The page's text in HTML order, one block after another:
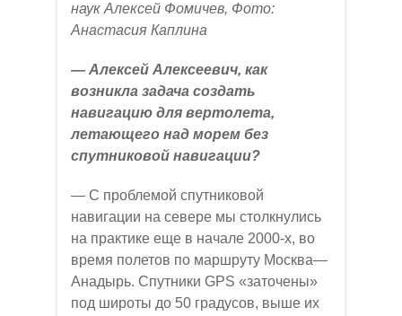
наук Алексей Фомичев, Фото:
Анастасия Каплина
— Алексей Алексеевич, как
возникла задача создать
навигацию для вертолета,
летающего над морем без
спутниковой навигации?
— С проблемой спутниковой
навигации на севере мы столкнулись
на практике еще в начале 2000-х, во
время полетов по маршруту Москва—
Анадырь. Спутники GPS «заточены»
под широты до 50 градусов, выше их